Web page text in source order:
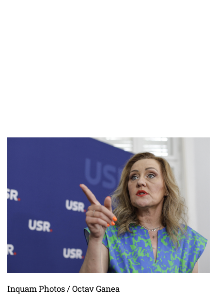
Inquam Photos / Octav Ganea